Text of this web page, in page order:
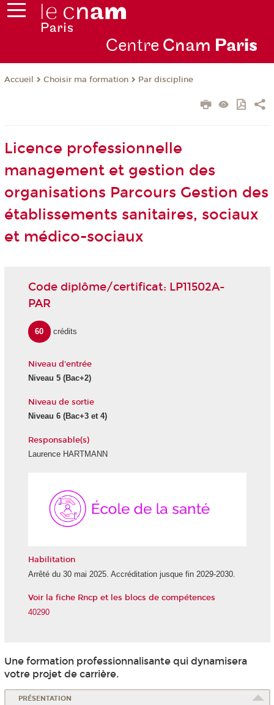
Centre Cnam Paris
Accueil Choisir ma formation Par discipline
Licence professionnelle
management et gestion des
organisations Parcours Gestion des
établissements sanitaires, sociaux
et médico-sociaux
Code diplôme/certificat: LP11502A-
PAR
60 crédits
Niveau d'entrée
Niveau 5(Bac+2)
Niveau de sortie
Niveau 6(Bac+3 et 4)
Responsable(s)
Laurence HARTMANN
Habilitation
Arrêté du 30 mai 2025. Accréditation jusque fin 2029-2030.
Voir la fiche Rncp et les blocs de compétences
40290
Une formation professionnalisante qui dynamisera
votre projet de carrière.
PRÉSENTATION